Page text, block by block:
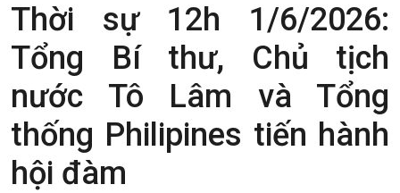
Thời sự 12h 1/6/2026:
Tổng Bí thư, Chủ tịch
nước Tô Lâm và Tổng
thống Philipines tiến hành
hội đàm